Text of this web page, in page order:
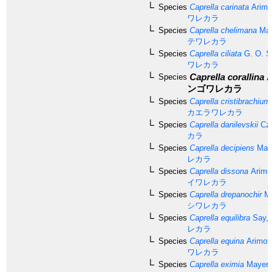
Species Caprella carinata
ワレカラ
Species Caprella chelimana
テワレカラ
Species Caprella ciliata G. O.
ワレカラ
Species Caprella corallina
ンゴワレカラ
Species Caprella cristibrachium
カエラワレカラ
Species Caprella danilevskii
カラ
Species Caprella decipiens
レカラ
Species Caprella dissona
イワレカラ
Species Caprella drepanochir
シワレカラ
Species Caprella equilibra Say,
レカラ
Species Caprella equina
ワレカラ
Species Caprella eximia Mayer,